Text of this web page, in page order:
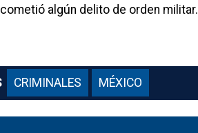
algún delito de orden militar.
CRIMINALES MÉXICO